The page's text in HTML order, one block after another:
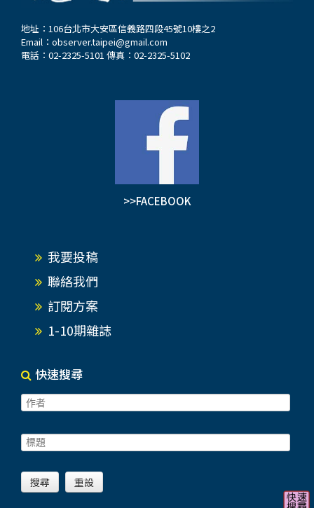
地址：106台北市大安區信義路四段45號10樓之2
Email： observer.taipei@gmail.com
電話：02-2325-5101 傳真：02-2325-5102
>>FACEBOOK
我要投稿
聯絡我們
訂閱方案
1-10期雜誌
快速搜尋